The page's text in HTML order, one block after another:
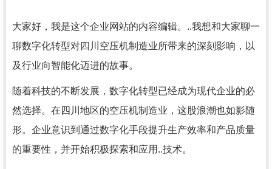
大家好，我是这个企业网站的内容编辑。..我想和大家聊一
聊数字化转型对四川空压机制造业所带来的深刻影响，以
及行业向智能化迈进的故事。
随着科技的不断发展，数字化转型已经成为现代企业的必
然选择。在四川地区的空压机制造业，这股浪潮也如影随
形。企业意识到通过数字化手段提升生产效率和产品质量
的重要性，并开始积极探索和应用..技术。